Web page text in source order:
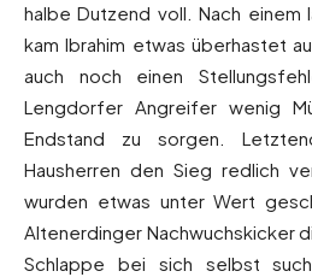
halbe Dutzend voll. Nach einem
kam Ibrahim etwas überhastet
auch noch einen
Lengdorfer Angreifer wenig
Endstand zu sorgen.
Hausherren den Sieg redlich
wurden etwas unter Wert
Altenerdinger Nachwuchskicker
Schlappe bei sich selbst